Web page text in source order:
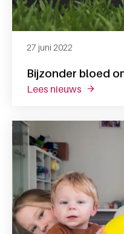
Bijzonder bloed
27 juni 2022
lees nieuws over